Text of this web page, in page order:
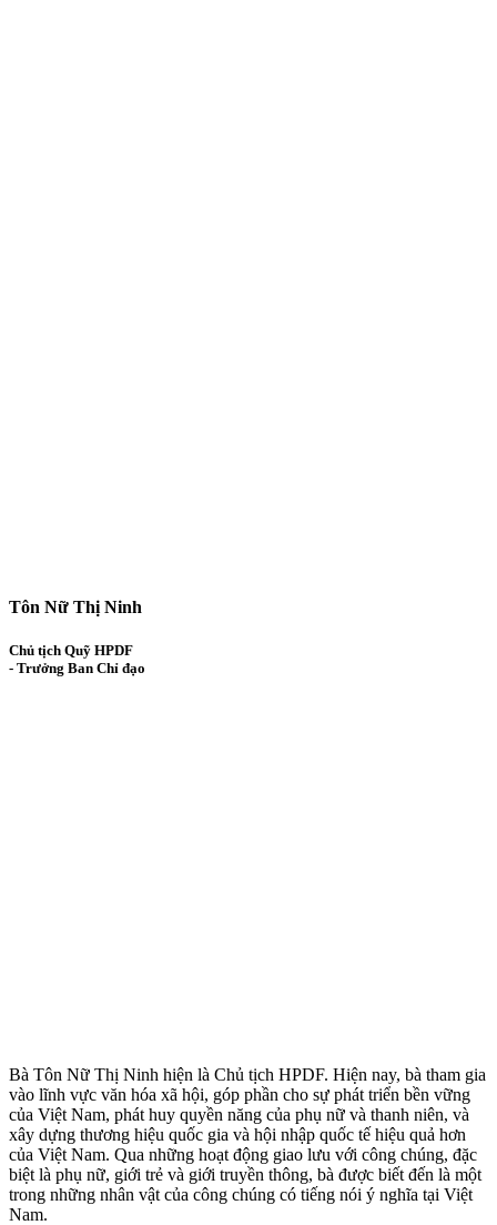
Tôn Nữ Thị Ninh
Chủ tịch Quỹ HPDF
- Trưởng Ban Chỉ đạo
Bà Tôn Nữ Thị Ninh hiện là Chủ tịch HPDF. Hiện nay, bà tham gia
vào lĩnh vực văn hóa xã hội, góp phần cho sự phát triển bền vững
của Việt Nam, phát huy quyền năng của phụ nữ và thanh niên, và
xây dựng thương hiệu quốc gia và hội nhập quốc tế hiệu quả hơn
của Việt Nam. Qua những hoạt động giao lưu với công chúng, đặc
biệt là phụ nữ, giới trẻ và giới truyền thông, bà được biết đến là một
trong những nhân vật của công chúng có tiếng nói ý nghĩa tại Việt
Nam.